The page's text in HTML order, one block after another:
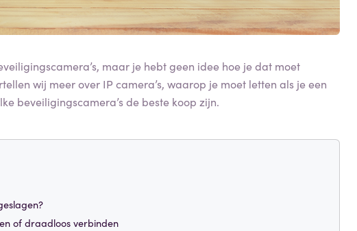
maar je hebt geen idee hoe je dat moet
wij meer over IP camera’s, waarop je moet letten als je een
beveiligingscamera’s de beste koop zijn.
of draadloos verbinden